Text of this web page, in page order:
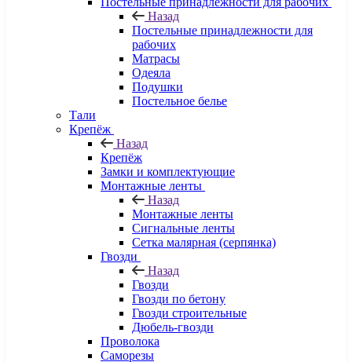
Назад
Постельные принадлежности для
рабочих
Матрасы
Одеяла
Подушки
Постельное белье
Тали
Крепёж
Назад
Крепёж
Замки и комплектующие
Монтажные ленты
Назад
Монтажные ленты
Сигнальные ленты
Сетка малярная (серпянка)
Гвозди
Назад
Гвозди
Гвозди по бетону
Гвозди строительные
Дюбель-гвозди
Проволока
Саморезы